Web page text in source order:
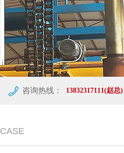
咨询热线： 13832317111(赵总)
CASE